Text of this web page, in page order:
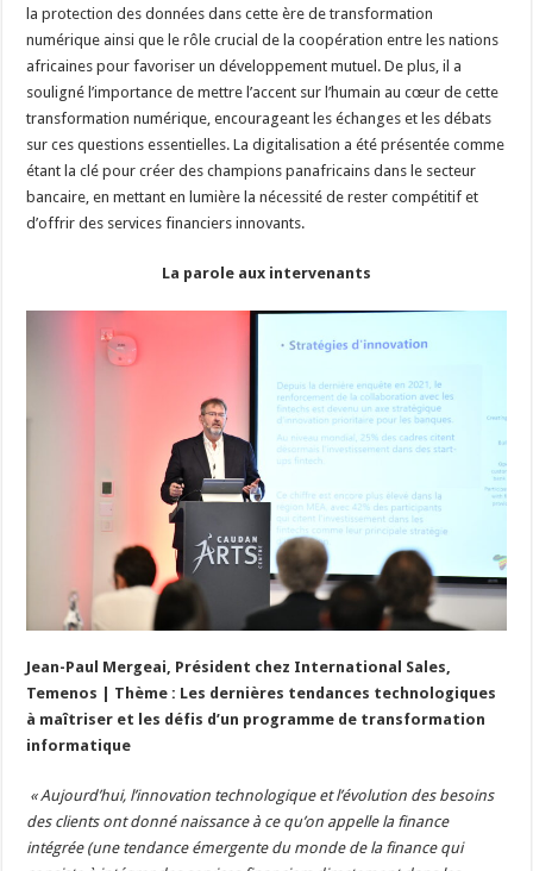
la protection des données dans cette ère de transformation
numérique ainsi que le rôle crucial de la coopération entre les nations
africaines pour favoriser un développement mutuel. De plus, il a
souligné l’importance de mettre l’accent sur l’humain au cœur de cette
transformation numérique, encourageant les échanges et les débats
sur ces questions essentielles. La digitalisation a été présentée comme
étant la clé pour créer des champions panafricains dans le secteur
bancaire, en mettant en lumière la nécessité de rester compétitif et
d’offrir des services financiers innovants.
La parole aux intervenants
Jean-Paul Mergeai, Président chez International Sales,
Temenos | Thème : Les dernières tendances technologiques
à maîtriser et les défis d’un programme de transformation
informatique
« Aujourd’hui, l’innovation technologique et l’évolution des besoins
des clients ont donné naissance à ce qu’on appelle la finance
intégrée (une tendance émergente du monde de la finance qui